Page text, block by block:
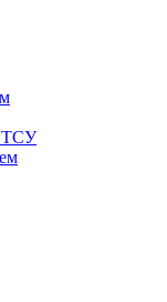
ТСУ